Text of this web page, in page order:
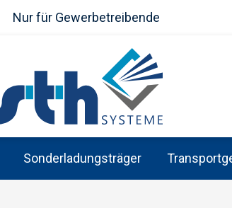
Nur für Gewerbetreibende
Sonderladungsträger